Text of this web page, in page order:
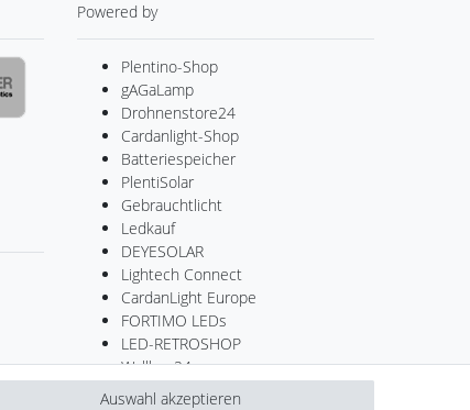
Powered by
Plentino-Shop
gAGaLamp
Drohnenstore24
Cardanlight-Shop
Batteriespeicher
PlentiSolar
Gebrauchtlicht
Ledkauf
DEYESOLAR
Lightech Connect
CardanLight Europe
FORTIMO LEDs
LED-RETROSHOP
Wallbox24
Auswahl akzeptieren